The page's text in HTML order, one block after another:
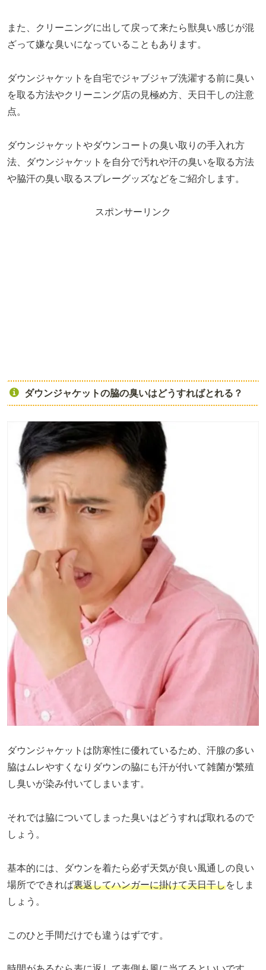
また、クリーニングに出して戻って来たら獣臭い感じが混
ざって嫌な臭いになっていることもあります。
ダウンジャケットを自宅でジャブジャブ洗濯する前に臭い
を取る方法やクリーニング店の見極め方、天日干しの注意
点。
ダウンジャケットやダウンコートの臭い取りの手入れ方
法、ダウンジャケットを自分で汚れや汗の臭いを取る方法
や脇汗の臭い取るスプレーグッズなどをご紹介します。
スポンサーリンク
ダウンジャケットの脇の臭いはどうすればとれる？
ダウンジャケットは防寒性に優れているため、汗腺の多い
脇はムレやすくなりダウンの脇にも汗が付いて雑菌が繁殖
し臭いが染み付いてしまいます。
それでは脇についてしまった臭いはどうすれば取れるので
しょう。
基本的には、ダウンを着たら必ず天気が良い風通しの良い
場所でできれば裏返してハンガーに掛けて天日干しをしま
しょう。
このひと手間だけでも違うはずです。